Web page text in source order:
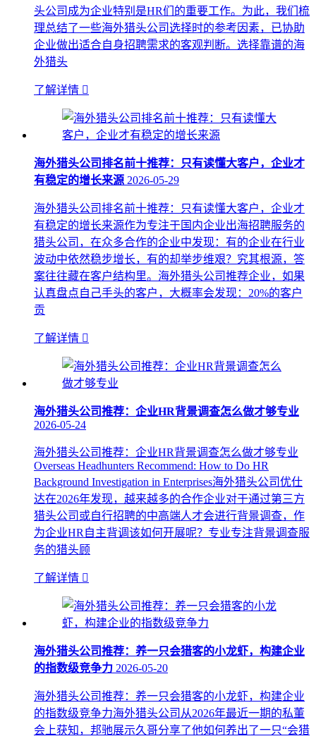
头公司成为企业特别是HR们的重要工作。为此，我们梳
理总结了一些海外猎头公司选择时的参考因素，已协助
企业做出适合自身招聘需求的客观判断。选择靠谱的海
外猎头
了解详情 
海外猎头公司排名前十推荐：只有读懂大客户，企业才
有稳定的增长来源 2026-05-29
海外猎头公司排名前十推荐：只有读懂大客户，企业才
有稳定的增长来源作为专注于国内企业出海招聘服务的
猎头公司，在众多合作的企业中发现：有的企业在行业
波动中依然稳步增长，有的却举步维艰？究其根源，答
案往往藏在客户结构里。海外猎头公司推荐企业，如果
认真盘点自己手头的客户，大概率会发现：20%的客户
贡
了解详情 
海外猎头公司推荐：企业HR背景调查怎么做才够专业
2026-05-24
海外猎头公司推荐：企业HR背景调查怎么做才够专业
Overseas Headhunters Recommend: How to Do HR
Background Investigation in Enterprises海外猎头公司优仕
达在2026年发现，越来越多的合作企业对于通过第三方
猎头公司或自行招聘的中高端人才会进行背景调查，作
为企业HR自主背调该如何开展呢？专业专注背景调查服
务的猎头顾
了解详情 
海外猎头公司推荐：养一只会猎客的小龙虾，构建企业
的指数级竞争力 2026-05-20
海外猎头公司推荐：养一只会猎客的小龙虾，构建企业
的指数级竞争力海外猎头公司从2026年最近一期的私董
会上获知，邦驰展示久哥分享了他如何养出了一只“会猎